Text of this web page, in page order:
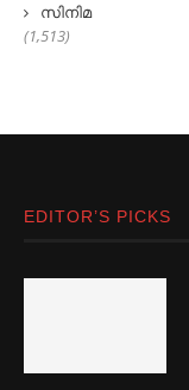
സിനിമ
(1,513)
EDITOR’S PICKS